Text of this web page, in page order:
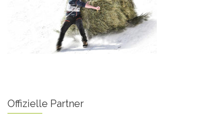
Offizielle Partner